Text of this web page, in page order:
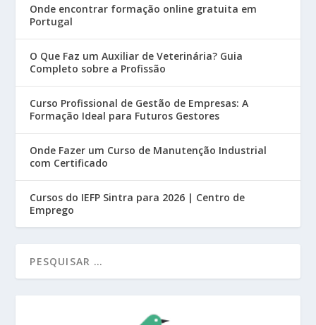
Onde encontrar formação online gratuita em
Portugal
O Que Faz um Auxiliar de Veterinária? Guia
Completo sobre a Profissão
Curso Profissional de Gestão de Empresas: A
Formação Ideal para Futuros Gestores
Onde Fazer um Curso de Manutenção Industrial
com Certificado
Cursos do IEFP Sintra para 2026 | Centro de
Emprego